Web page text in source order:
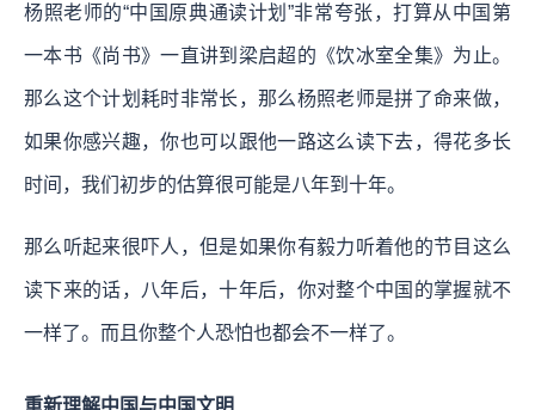
杨照老师的“中国原典通读计划”非常夸张，打算从中国第
一本书《尚书》一直讲到梁启超的《饮冰室全集》为止。
那么这个计划耗时非常长，那么杨照老师是拼了命来做，
如果你感兴趣，你也可以跟他一路这么读下去，得花多长
时间，我们初步的估算很可能是八年到十年。
那么听起来很吓人，但是如果你有毅力听着他的节目这么
读下来的话，八年后，十年后，你对整个中国的掌握就不
一样了。而且你整个人恐怕也都会不一样了。
重新理解中国与中国文明